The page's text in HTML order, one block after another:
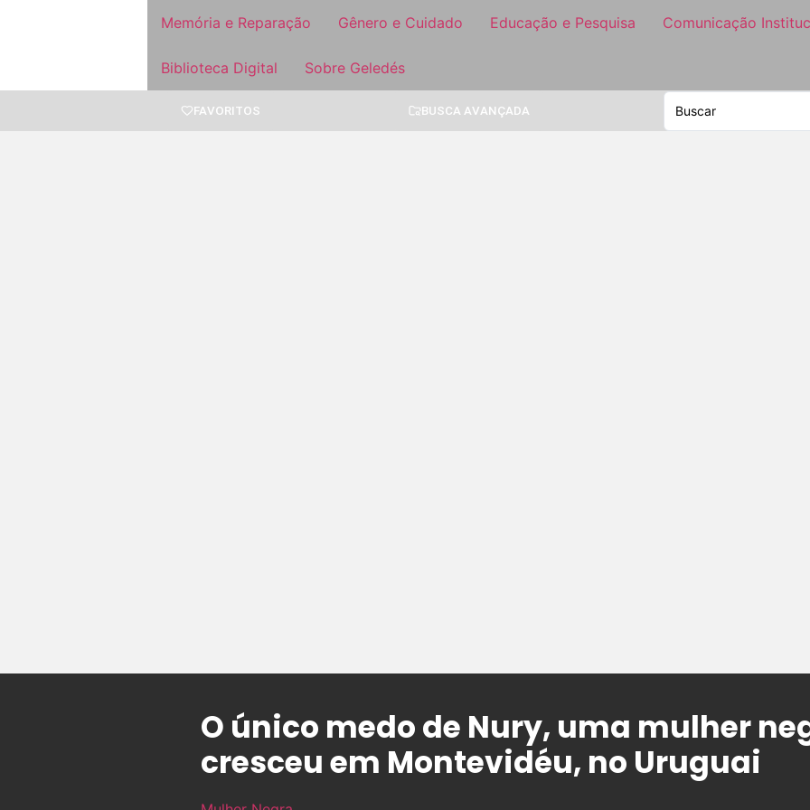
Memória e Reparação Gênero e Cuidado Educação e Pesquisa Comunicação
Biblioteca Digital Sobre Geledés
FAVORITOS BUSCA AVANÇADA
O único medo de Nury, uma mulher
cresceu em Montevidéu, no Uruguai